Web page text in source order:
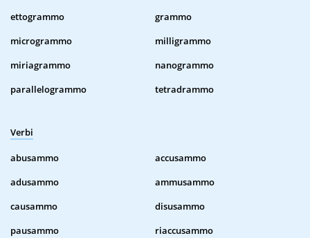
ettogrammo
grammo
microgrammo
milligrammo
miriagrammo
nanogrammo
parallelogrammo
tetradrammo
Verbi
abusammo
accusammo
adusammo
ammusammo
causammo
disusammo
pausammo
riaccusammo